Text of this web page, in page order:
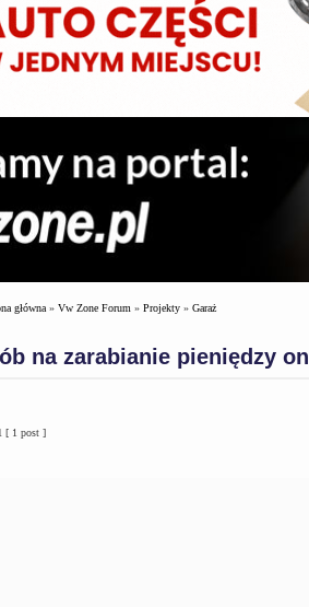
główna » Vw Zone Forum » Projekty » Garaż
na zarabianie pieniędzy
[ 1 post ]